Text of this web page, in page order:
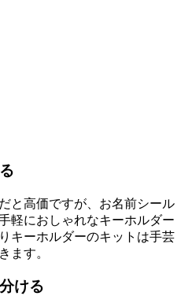
と高価ですが、お名前シール
軽におしゃれなキーホルダー
キーホルダーのキットは手芸
ます。
ける